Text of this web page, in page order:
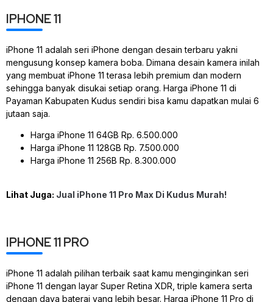
IPHONE 11
iPhone 11 adalah seri iPhone dengan desain terbaru yakni
mengusung konsep kamera boba. Dimana desain kamera inilah
yang membuat iPhone 11 terasa lebih premium dan modern
sehingga banyak disukai setiap orang. Harga iPhone 11 di
Payaman Kabupaten Kudus sendiri bisa kamu dapatkan mulai 6
jutaan saja.
Harga iPhone 11 64GB Rp. 6.500.000
Harga iPhone 11 128GB Rp. 7.500.000
Harga iPhone 11 256B Rp. 8.300.000
Lihat Juga: Jual iPhone 11 Pro Max Di Kudus Murah!
IPHONE 11 PRO
iPhone 11 adalah pilihan terbaik saat kamu menginginkan seri
iPhone 11 dengan layar Super Retina XDR, triple kamera serta
dengan daya baterai yang lebih besar. Harga iPhone 11 Pro di